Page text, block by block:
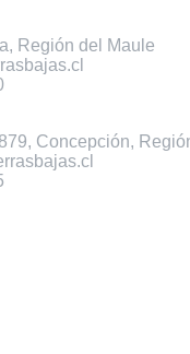
Región del Maule
Concepción,